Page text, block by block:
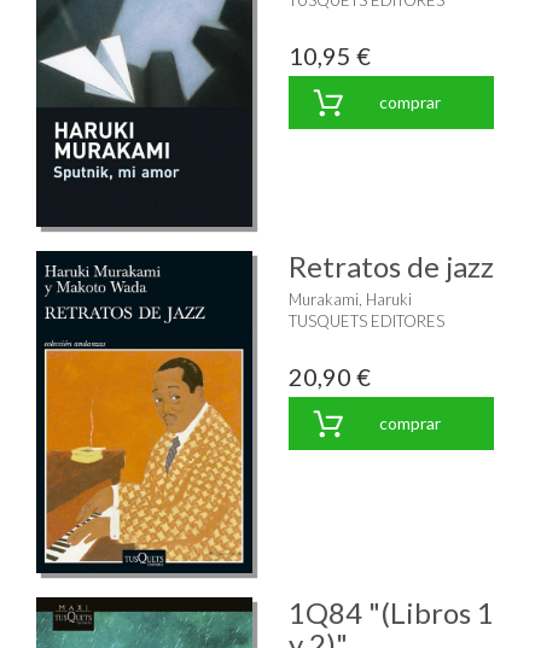
10,95 €
comprar
Retratos de jazz
Murakami, Haruki
TUSQUETS EDITORES
20,90 €
comprar
1Q84 "(Libros 1